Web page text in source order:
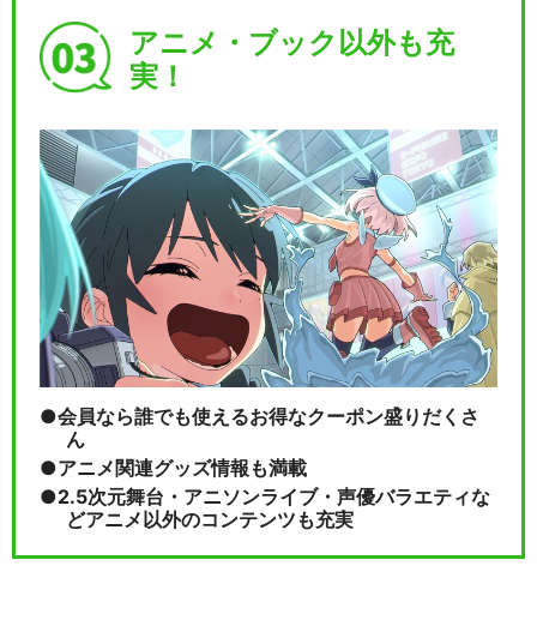
アニメ・ブック以外も充
実！
会員なら誰でも使えるお得なクーポン盛りだくさ
ん
アニメ関連グッズ情報も満載
2.5次元舞台・アニソンライブ・声優バラエティな
どアニメ以外のコンテンツも充実